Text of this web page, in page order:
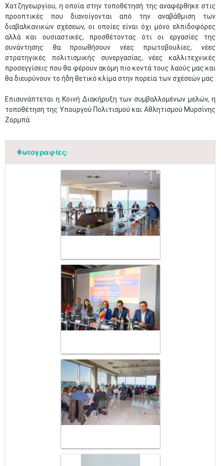
Χατζηγεωργίου, η οποία στην τοποθέτησή της αναφέρθηκε στις
προοπτικές που διανοίγονται από την αναβάθμιση των
διαβαλκανικών σχέσεων, οι οποίες είναι όχι μόνο ελπιδοφόρες
αλλά και ουσιαστικές, προσθέτοντας ότι οι εργασίες της
συνάντησης θα προωθήσουν νέες πρωτοβουλίες, νέες
στρατηγικές πολιτισμικής συνεργασίας, νέες καλλιτεχνικές
προσεγγίσεις που θα φέρουν ακόμη πιο κοντά τους λαούς μας και
θα διευρύνουν το ήδη θετικό κλίμα στην πορεία των σχέσεών μας.
Επισυνάπτεται η Κοινή Διακήρυξη των συμβαλλομένων μελών, η
τοποθέτηση της Υπουργού Πολιτισμού και Αθλητισμού Μυρσίνης
Ζορμπά.
Φωτογραφίες: